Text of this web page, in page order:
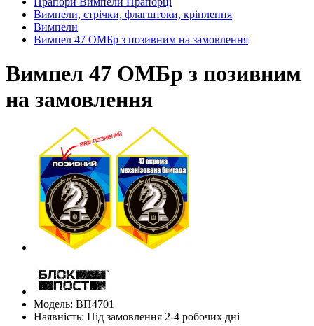
Вимпели, стрічки, флагштоки, кріплення
Вимпели
Вимпел 47 ОМБр з позивним на замовлення
Вимпел 47 ОМБр з позивним
на замовлення
Модель: ВП4701
Наявність: Під замовлення 2-4 робочих дні